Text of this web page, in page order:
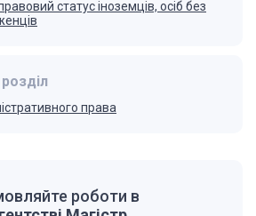
права
статус іноземців, осіб без
роботи в